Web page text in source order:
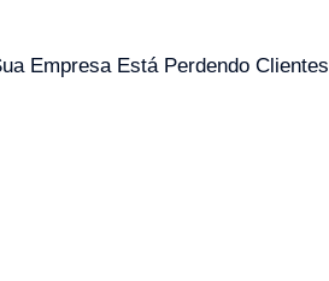
Empresa Está Perdendo Clientes